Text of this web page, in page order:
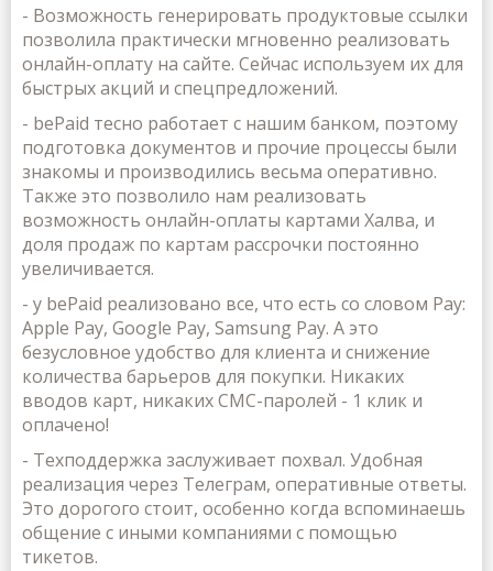
- Возможность генерировать продуктовые ссылки
позволила практически мгновенно реализовать
онлайн-оплату на сайте. Сейчас используем их для
быстрых акций и спецпредложений.
- bePaid тесно работает с нашим банком, поэтому
подготовка документов и прочие процессы были
знакомы и производились весьма оперативно.
Также это позволило нам реализовать
возможность онлайн-оплаты картами Халва, и
доля продаж по картам рассрочки постоянно
увеличивается.
- у bePaid реализовано все, что есть со словом Pay:
Apple Pay, Google Pay, Samsung Pay. А это
безусловное удобство для клиента и снижение
количества барьеров для покупки. Никаких
вводов карт, никаких СМС-паролей - 1 клик и
оплачено!
- Техподдержка заслуживает похвал. Удобная
реализация через Телеграм, оперативные ответы.
Это дорогого стоит, особенно когда вспоминаешь
общение с иными компаниями с помощью
тикетов.